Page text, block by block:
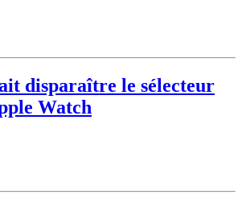
disparaître le sélecteur
Watch